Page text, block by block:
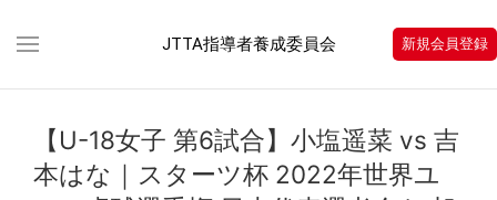
JTTA指導者養成委員会 新規会員登録
【U-18女子 第6試合】小塩遥菜 vs 吉
本はな｜スターツ杯 2022年世界ユ